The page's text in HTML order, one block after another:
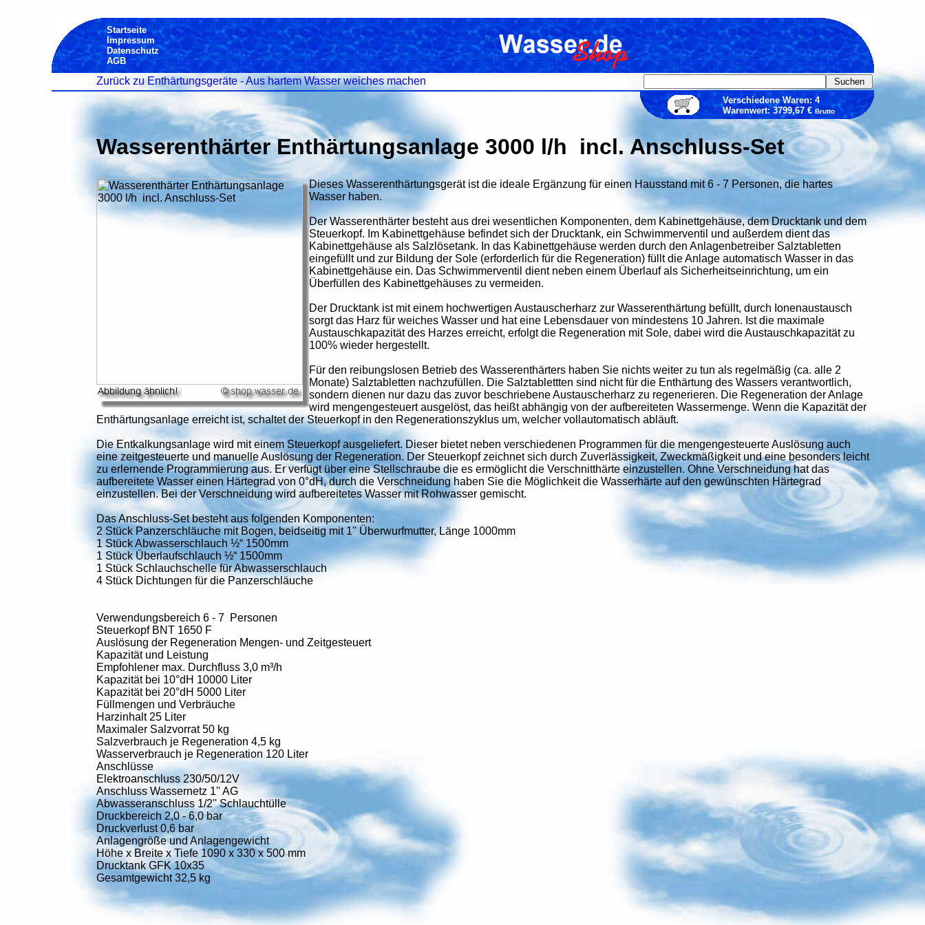
Startseite
Impressum
Datenschutz
AGB
Zurück zu Enthärtungsgeräte - Aus hartem Wasser weiches machen
Verschiedene Waren: 4
Warenwert: 3799,67 €Brutto
Wasserenthärter Enthärtungsanlage 3000 l/h incl. Anschluss-Set
Dieses Wasserenthärtungsgerät ist die ideale Ergänzung für einen Hausstand mit 6 - 7 Personen, die hartes
Wasser haben.
Der Wasserenthärter besteht aus drei wesentlichen Komponenten, dem Kabinettgehäuse, dem Drucktank und dem
Steuerkopf. Im Kabinettgehäuse befindet sich der Drucktank, ein Schwimmerventil und außerdem dient das
Kabinettgehäuse als Salzlösetank. In das Kabinettgehäuse werden durch den Anlagenbetreiber Salztabletten
eingefüllt und zur Bildung der Sole (erforderlich für die Regeneration) füllt die Anlage automatisch Wasser in das
Kabinettgehäuse ein. Das Schwimmerventil dient neben einem Überlauf als Sicherheitseinrichtung, um ein
Überfüllen des Kabinettgehäuses zu vermeiden.
Der Drucktank ist mit einem hochwertigen Austauscherharz zur Wasserenthärtung befüllt, durch Ionenaustausch
sorgt das Harz für weiches Wasser und hat eine Lebensdauer von mindestens 10 Jahren. Ist die maximale
Austauschkapazität des Harzes erreicht, erfolgt die Regeneration mit Sole, dabei wird die Austauschkapazität zu
100% wieder hergestellt.
Für den reibungslosen Betrieb des Wasserenthärters haben Sie nichts weiter zu tun als regelmäßig (ca. alle 2
Monate) Salztabletten nachzufüllen. Die Salztablettten sind nicht für die Enthärtung des Wassers verantwortlich,
sondern dienen nur dazu das zuvor beschriebene Austauscherharz zu regenerieren. Die Regeneration der Anlage
wird mengengesteuert ausgelöst, das heißt abhängig von der aufbereiteten Wassermenge. Wenn die Kapazität der
Enthärtungsanlage erreicht ist, schaltet der Steuerkopf in den Regenerationszyklus um, welcher vollautomatisch abläuft.
Die Entkalkungsanlage wird mit einem Steuerkopf ausgeliefert. Dieser bietet neben verschiedenen Programmen für die mengengesteuerte Auslösung auch
eine zeitgesteuerte und manuelle Auslösung der Regeneration. Der Steuerkopf zeichnet sich durch Zuverlässigkeit, Zweckmäßigkeit und eine besonders leicht
zu erlernende Programmierung aus. Er verfügt über eine Stellschraube die es ermöglicht die Verschnitthärte einzustellen. Ohne Verschneidung hat das
aufbereitete Wasser einen Härtegrad von 0°dH, durch die Verschneidung haben Sie die Möglichkeit die Wasserhärte auf den gewünschten Härtegrad
einzustellen. Bei der Verschneidung wird aufbereitetes Wasser mit Rohwasser gemischt.
Das Anschluss-Set besteht aus folgenden Komponenten:
2 Stück Panzerschläuche mit Bogen, beidseitig mit 1'' Überwurfmutter, Länge 1000mm
1 Stück Abwasserschlauch ½“ 1500mm
1 Stück Überlaufschlauch ½“ 1500mm
1 Stück Schlauchschelle für Abwasserschlauch
4 Stück Dichtungen für die Panzerschläuche
Verwendungsbereich 6 - 7 Personen
Steuerkopf BNT 1650 F
Auslösung der Regeneration Mengen- und Zeitgesteuert
Kapazität und Leistung
Empfohlener max. Durchfluss 3,0 m³/h
Kapazität bei 10°dH 10000 Liter
Kapazität bei 20°dH 5000 Liter
Füllmengen und Verbräuche
Harzinhalt 25 Liter
Maximaler Salzvorrat 50 kg
Salzverbrauch je Regeneration 4,5 kg
Wasserverbrauch je Regeneration 120 Liter
Anschlüsse
Elektroanschluss 230/50/12V
Anschluss Wassernetz 1'' AG
Abwasseranschluss 1/2'' Schlauchtülle
Druckbereich 2,0 - 6,0 bar
Druckverlust 0,6 bar
Anlagengröße und Anlagengewicht
Höhe x Breite x Tiefe 1090 x 330 x 500 mm
Drucktank GFK 10x35
Gesamtgewicht 32,5 kg